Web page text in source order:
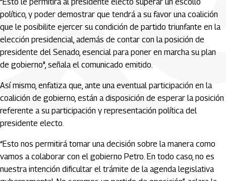
político, y poder demostrar que tendrá a su favor una coalición
que le posibilite ejercer su condición de partido triunfante en la
elección presidencial, además de contar con la posición de
presidente del Senado, esencial para poner en marcha su plan
de gobierno", señala el comunicado emitido.
Así mismo, enfatiza que, ante una eventual participación en la
coalición de gobierno, están a disposición de esperar la posición
referente a su participación y representación política del
presidente electo.
“Esto nos permitirá tomar una decisión sobre la manera como
vamos a colaborar con el gobierno Petro. En todo caso, no es
nuestra intención dificultar el trámite de la agenda legislativa